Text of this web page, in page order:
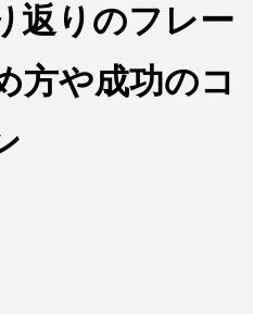
返りのフレー
方や成功のコ